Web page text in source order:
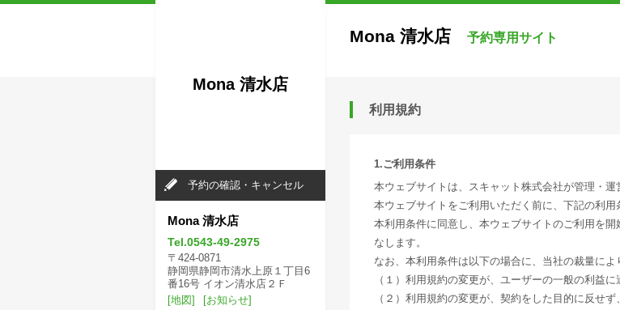
Mona 清水店 予約専用サイト
利用規約
1.ご利用条件
本ウェブサイトは、スキャット株式会社が管理・運
本ウェブサイトをご利用いただく前に、下記の利
本利用条件に同意し、本ウェブサイトのご利用を
なします。
なお、本利用条件は以下の場合に、当社の裁量によ
（１）利用規約の変更が、ユーザーの一般の利益に
（２）利用規約の変更が、契約をした目的に反せず
Mona 清水店
予約の確認・キャンセル
Mona 清水店
Tel.0543-49-2975
〒424-0871
静岡県静岡市清水上原１丁目6
番16号 イオン清水店２Ｆ
[地図]
[お知らせ]